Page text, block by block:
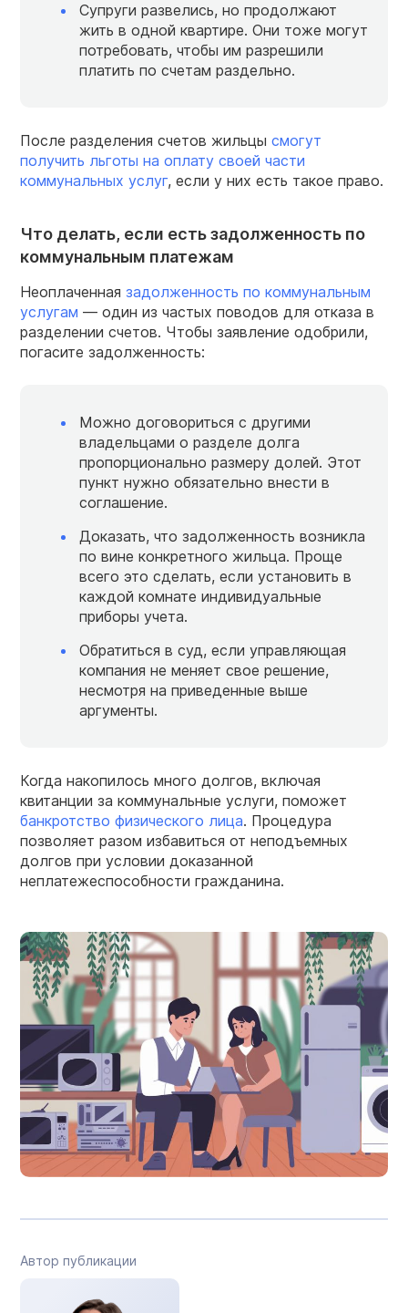
Супруги развелись, но продолжают
жить в одной квартире. Они тоже могут
потребовать, чтобы им разрешили
платить по счетам раздельно.
После разделения счетов жильцы смогут
получить льготы на оплату своей части
коммунальных услуг, если у них есть такое право.
Что делать, если есть задолженность по
коммунальным платежам
Неоплаченная задолженность по коммунальным
услугам — один из частых поводов для отказа в
разделении счетов. Чтобы заявление одобрили,
погасите задолженность:
Можно договориться с другими
владельцами о разделе долга
пропорционально размеру долей. Этот
пункт нужно обязательно внести в
соглашение.
Доказать, что задолженность возникла
по вине конкретного жильца. Проще
всего это сделать, если установить в
каждой комнате индивидуальные
приборы учета.
Обратиться в суд, если управляющая
компания не меняет свое решение,
несмотря на приведенные выше
аргументы.
Когда накопилось много долгов, включая
квитанции за коммунальные услуги, поможет
банкротство физического лица. Процедура
позволяет разом избавиться от неподъемных
долгов при условии доказанной
неплатежеспособности гражданина.
Автор публикации